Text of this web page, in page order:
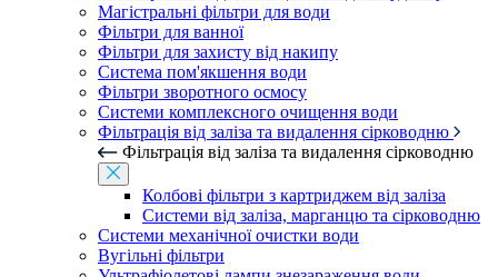
Магістральні фільтри для води
Фільтри для ванної
Фільтри для захисту від накипу
Система пом'якшення води
Фільтри зворотного осмосу
Системи комплексного очищення води
Фільтрація від заліза та видалення сірководню
Фільтрація від заліза та видалення сірководню
Колбові фільтри з картриджем від заліза
Системи від заліза, марганцю та сірководню
Системи механічної очистки води
Вугільні фільтри